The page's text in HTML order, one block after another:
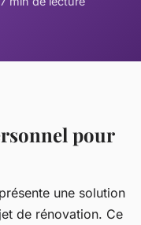
pour
une solution
de rénovation. Ce